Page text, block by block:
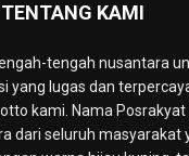
TENTANG KAMI
tengah nusantara
yang lugas dan
kami. Nama Posrakyat
dari seluruh masyarakat